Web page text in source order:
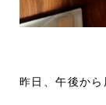
昨日、午後から